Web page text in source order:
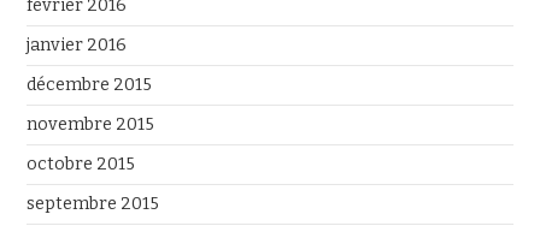
février 2016
janvier 2016
décembre 2015
novembre 2015
octobre 2015
septembre 2015